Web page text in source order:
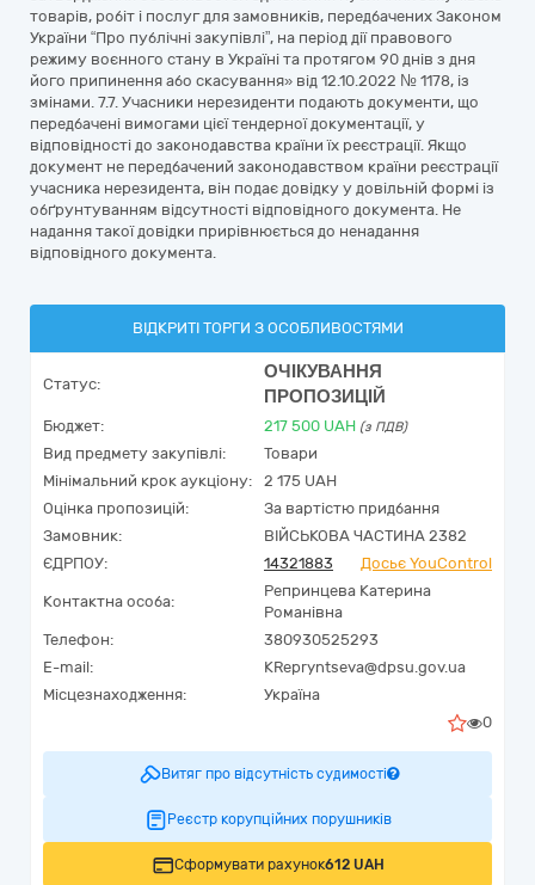
товарів, робіт і послуг для замовників, передбачених Законом
України “Про публічні закупівлі”, на період дії правового
режиму воєнного стану в Україні та протягом 90 днів з дня
його припинення або скасування» від 12.10.2022 № 1178, із
змінами. 7.7. Учасники нерезиденти подають документи, що
передбачені вимогами цієї тендерної документації, у
відповідності до законодавства країни їх реєстрації. Якщо
документ не передбачений законодавством країни реєстрації
учасника нерезидента, він подає довідку у довільній формі із
обґрунтуванням відсутності відповідного документа. Не
надання такої довідки прирівнюється до ненадання
відповідного документа.
ВІДКРИТІ ТОРГИ З ОСОБЛИВОСТЯМИ
Статус:
ОЧІКУВАННЯ
ПРОПОЗИЦІЙ
Бюджет: 217 500 UAH (з ПДВ)
Вид предмету закупівлі:
Товари
Мінімальний крок аукціону:
2 175 UAH
Оцінка пропозицій:
За вартістю придбання
Замовник:
ВІЙСЬКОВА ЧАСТИНА 2382
ЄДРПОУ:
14321883 Досьє YouControl
Контактна особа:
Репринцева Катерина
Романівна
Телефон:
380930525293
E-mail:
KRepryntseva@dpsu.gov.ua
Місцезнаходження:
Україна
0
Витяг про відсутність судимості
Реєстр корупційних порушників
Сформувати рахунок612 UAH